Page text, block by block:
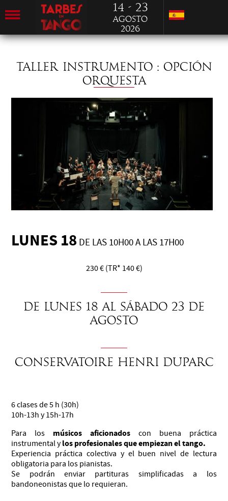
14 - 23
Agosto
2026
TALLER INSTRUMENTO : OPCIÓN
ORQUESTA
LUNES 18 DE LAS 10H00 A LAS 17H00
230 € (TR* 140 €)
de lunes 18 al sÁbado 23 de
agosto
CONSERVATOIRE HENRI DUPARC
6 clases de 5 h (30h)
10h-13h y 15h-17h
Para los músicos aficionados con buena práctica
instrumental ylos profesionales que empiezan el tango.
Experiencia práctica colectiva y el buen nivel de lectura
obligatoria para los pianistas.
Se podrán enviar partituras simplificadas a los
bandoneonistas que lo requieran.